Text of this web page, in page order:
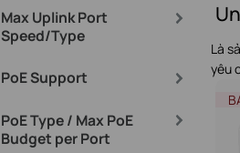
Max Uplink Port
Speed/Type
PoE Support
PoE Type / Max PoE
Budget per Port
Là
yêu